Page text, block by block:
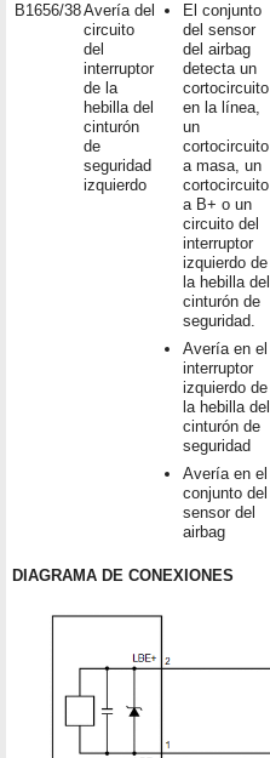
B1656/38Avería del
circuito
del
interruptor
de la
hebilla del
cinturón
de
seguridad
izquierdo
El conjunto
del sensor
del airbag
detecta un
cortocircuito
en la línea,
un
cortocircuito
a masa, un
cortocircuito
a B+ o un
circuito del
interruptor
izquierdo de
la hebilla del
cinturón de
seguridad.
Avería en el
interruptor
izquierdo de
la hebilla del
cinturón de
seguridad
Avería en el
conjunto del
sensor del
airbag
DIAGRAMA DE CONEXIONES